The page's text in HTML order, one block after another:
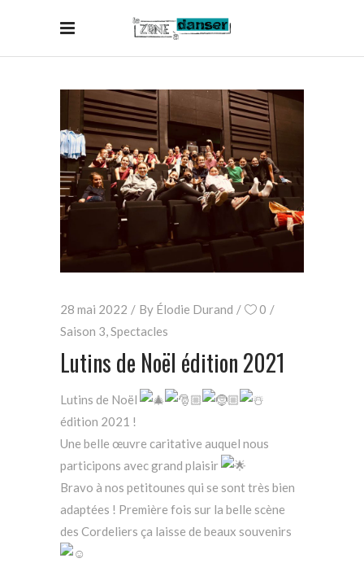
28 mai 2022 By Élodie Durand
0
Saison 3,Spectacles
Lutins de Noël édition 2021
Lutins de Noël
édition 2021 !
Une belle œuvre caritative auquel nous
participons avec grand plaisir
Bravo à nos petitounes qui se sont très bien
adaptées ! Première fois sur la belle scène
des Cordeliers ça laisse de beaux souvenirs